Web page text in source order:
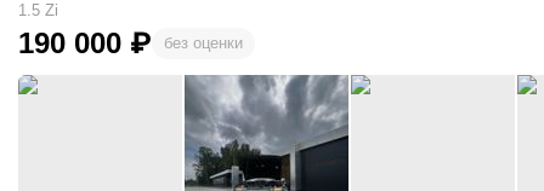
1.5 Zi
190 000 ₽ без оценки